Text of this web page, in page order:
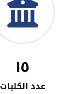
١٥
عدد الكليات